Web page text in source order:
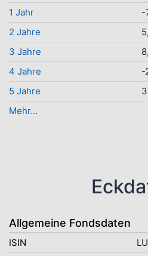
1 Jahr
-
2 Jahre
3 Jahre
4 Jahre
-
5 Jahre
Mehr...
Allgemeine Fondsdaten
ISIN